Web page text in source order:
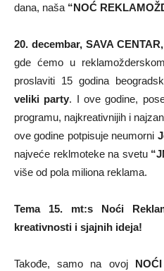
dana, naša “NOĆ
20. decembar, SAVA
gde ćemo u
proslaviti 15 godina
veliki party. I ove godine,
programu, najkreativnijih i
ove godine potpisuje neumorni
najveće reklmoteke na svetu
više od pola miliona reklama.
Tema 15. mt:s Noći
kreativnosti i sjajnih ideja!
Takođe, samo na ovojNOĆI